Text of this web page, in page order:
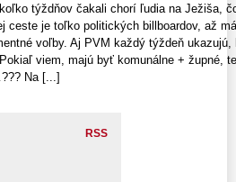
týždňov čakali chorí ľudia na Ježiša,
ceste je toľko politických billboardov, až
voľby. Aj PVM každý týždeň
viem, majú byť komunálne + župné,
Na [...]
RSS